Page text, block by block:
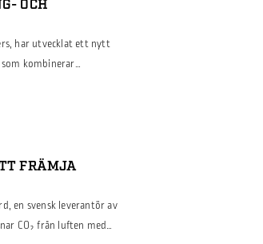
OCH
har utvecklat ett nytt
kombinerar
att utnyttja
brodäck […]
FRÄMJA
en svensk leverantör av
CO₂ från luften med